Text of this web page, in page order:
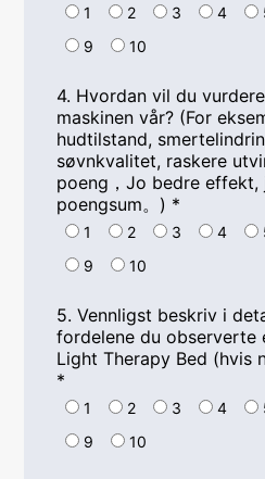
1 2 3 4
9
10
4. Hvordan vil du
maskinen vår? (For
hudtilstand,
søvnkvalitet, raskere
poeng，Jo bedre effekt,
poengsum。) *
1 2 3 4
9
10
5. Vennligst beskriv i
fordelene du observerte
Light Therapy Bed (hvis
*
1 2 3 4
9
10